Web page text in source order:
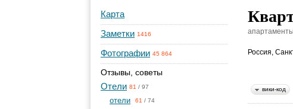
Карта
Заметки 1416
Фотографии 45 864
Отзывы, советы
Отели 81 / 97
отели 61 / 74
апартаменты
Россия,
вики-код